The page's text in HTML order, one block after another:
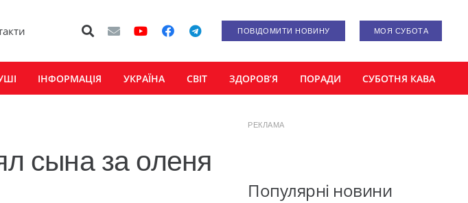
ПОВІДОМИТИ НОВИНУ МОЯ СУБОТА
ІНФОРМАЦІЯ УКРАЇНА СВІТ ЗДОРОВ’Я ПОРАДИ СУБОТНЯ КАВА
сына за оленя
РЕКЛАМА
Популярні новини